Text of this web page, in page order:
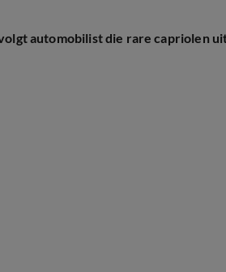
automobilist die rare capriolen